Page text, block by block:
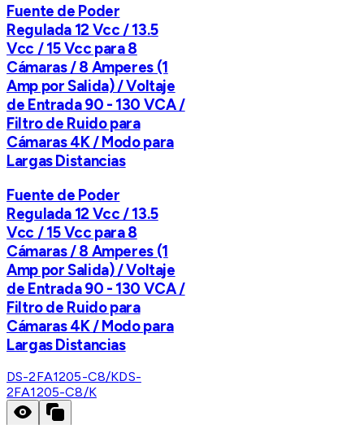
Fuente de Poder
Regulada 12 Vcc / 13.5
Vcc / 15 Vcc para 8
Cámaras / 8 Amperes (1
Amp por Salida) / Voltaje
de Entrada 90 - 130 VCA /
Filtro de Ruido para
Cámaras 4K / Modo para
Largas Distancias
Fuente de Poder
Regulada 12 Vcc / 13.5
Vcc / 15 Vcc para 8
Cámaras / 8 Amperes (1
Amp por Salida) / Voltaje
de Entrada 90 - 130 VCA /
Filtro de Ruido para
Cámaras 4K / Modo para
Largas Distancias
DS-2FA1205-C8/KDS-
2FA1205-C8/K